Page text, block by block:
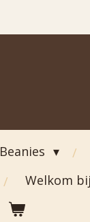
Beanies
Welkom